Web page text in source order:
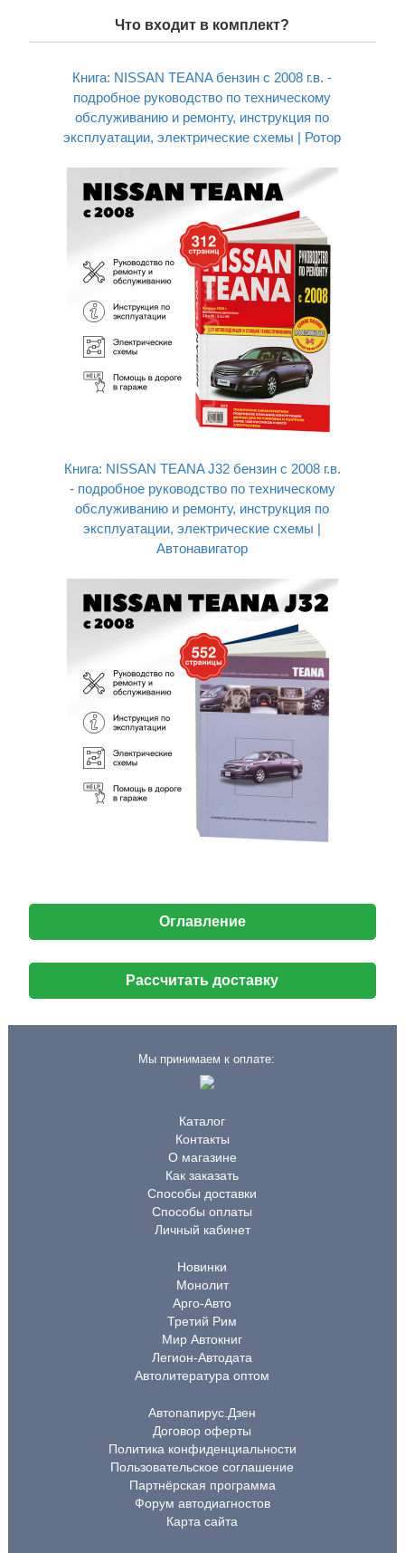
Что входит в комплект?
Книга: NISSAN TEANA бензин с 2008 г.в. -
подробное руководство по техническому
обслуживанию и ремонту, инструкция по
эксплуатации, электрические схемы | Ротор
Книга: NISSAN TEANA J32 бензин с 2008 г.в.
- подробное руководство по техническому
обслуживанию и ремонту, инструкция по
эксплуатации, электрические схемы |
Автонавигатор
Оглавление
Рассчитать доставку
Мы принимаем к оплате:
Каталог
Контакты
О магазине
Как заказать
Способы доставки
Способы оплаты
Личный кабинет
Новинки
Монолит
Арго-Авто
Третий Рим
Мир Автокниг
Легион-Автодата
Автолитература оптом
Автопапирус.Дзен
Договор оферты
Политика конфиденциальности
Пользовательское соглашение
Партнёрская программа
Форум автодиагностов
Карта сайта